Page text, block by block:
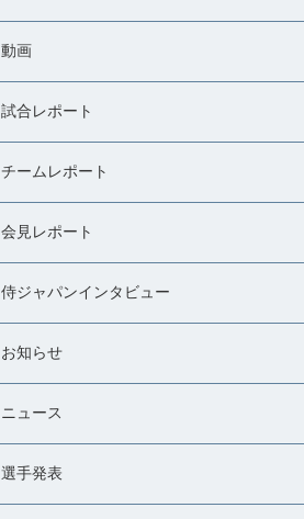
動画
試合レポート
チームレポート
会見レポート
侍ジャパンインタビュー
お知らせ
ニュース
選手発表